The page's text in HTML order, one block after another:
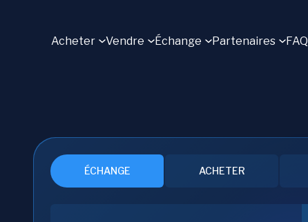
Acheter Vendre Échange Partenaires FAQ
ÉCHANGE ACHETER